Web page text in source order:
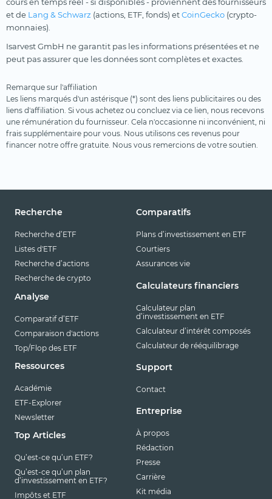
cours en temps réel - si disponibles - proviennent des fournisseurs
et de Lang & Schwarz (actions, ETF, fonds) etCoinGecko (crypto-
monnaies).
Isarvest GmbH ne garantit pas les informations présentées et ne
peut pas assurer que les données sont complètes et exactes.
Remarque sur l'affiliation
Les liens marqués d'un astérisque (*) sont des liens publicitaires ou des
liens d'affiliation. Si vous achetez ou concluez via ce lien, nous recevons
une rémunération du fournisseur. Cela n'occasionne ni inconvénient, ni
frais supplémentaire pour vous. Nous utilisons ces revenus pour
financer notre offre gratuite. Nous vous remercions de votre soutien.
Recherche
Recherche d’ETF
Listes d'ETF
Recherche d’actions
Recherche de crypto
Analyse
Comparatif d’ETF
Comparaison d'actions
Top/Flop des ETF
Ressources
Académie
ETF-Explorer
Newsletter
Top Articles
Qu’est-ce qu’un ETF?
Qu’est-ce qu’un plan
d’investissement en ETF?
Impôts et ETF
Comparatifs
Plans d’investissement en ETF
Courtiers
Assurances vie
Calculateurs financiers
Calculateur plan
d’investissement en ETF
Calculateur d’intérêt composés
Calculateur de rééquilibrage
Support
Contact
Entreprise
À propos
Rédaction
Presse
Carrière
Kit média